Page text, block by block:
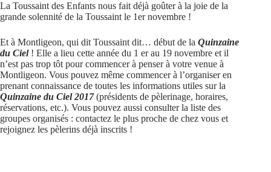
La Toussaint des Enfants nous fait déjà goûter à la joie de la
grande solennité de la Toussaint le 1er novembre !
Et à Montligeon, qui dit Toussaint dit… début de la Quinzaine
du Ciel! Elle a lieu cette année du 1 er au 19 novembre et il
n’est pas trop tôt pour commencer à penser à votre venue à
Montligeon. Vous pouvez même commencer à l’organiser en
prenant connaissance de toutes les informations utiles sur la
Quinzaine du Ciel 2017(présidents de pèlerinage, horaires,
réservations, etc.). Vous pouvez aussi consulter la liste des
groupes organisés : contactez le plus proche de chez vous et
rejoignez les pèlerins déjà inscrits !